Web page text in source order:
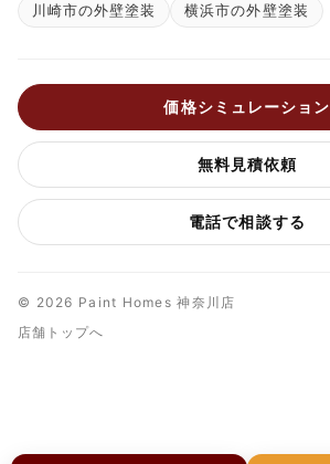
川崎市の外壁塗装 横浜市の外壁塗装
価格シミュレーション
無料見積依頼
電話で相談する
© 2026 Paint Homes 神奈川店
店舗トップへ